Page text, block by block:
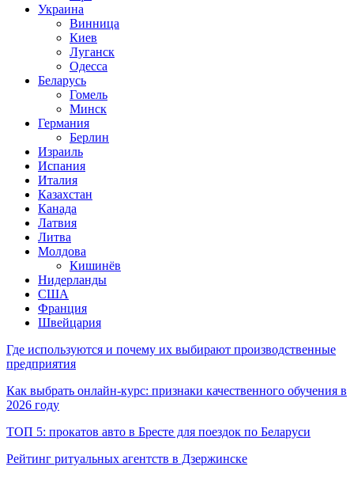
Украина
Винница
Киев
Луганск
Одесса
Беларусь
Гомель
Минск
Германия
Берлин
Израиль
Испания
Италия
Казахстан
Канада
Латвия
Литва
Молдова
Кишинёв
Нидерланды
США
Франция
Швейцария
Где используются и почему их выбирают производственные
предприятия
Как выбрать онлайн-курс: признаки качественного обучения в
2026 году
ТОП 5: прокатов авто в Бресте для поездок по Беларуси
Рейтинг ритуальных агентств в Дзержинске